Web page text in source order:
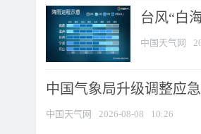
台风“白
中国天气网
中国气象局升级调整应
中国天气网 2026-08-08 10:26